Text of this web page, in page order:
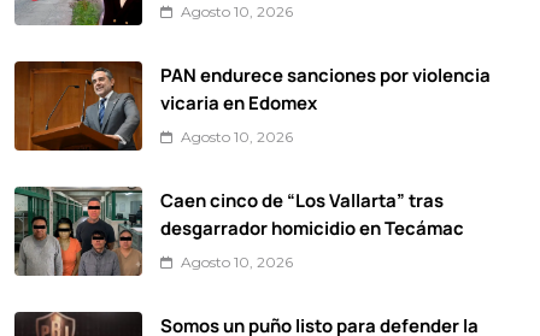
Agosto 10, 2026
PAN endurece sanciones por violencia
vicaria en Edomex
Agosto 10, 2026
Caen cinco de “Los Vallarta” tras
desgarrador homicidio en Tecámac
Agosto 10, 2026
Somos un puño listo para defender la